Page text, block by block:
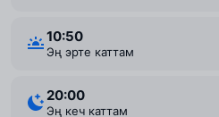
10:50
Эң эрте каттам
20:00
Эң кеч каттам